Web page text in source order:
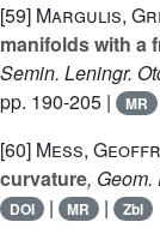
[59] Margulis,
manifolds with a
Semin. Leningr.
pp. 190-205 |
MR
[60] Mess,
curvature,
DOI | MR | Zbl